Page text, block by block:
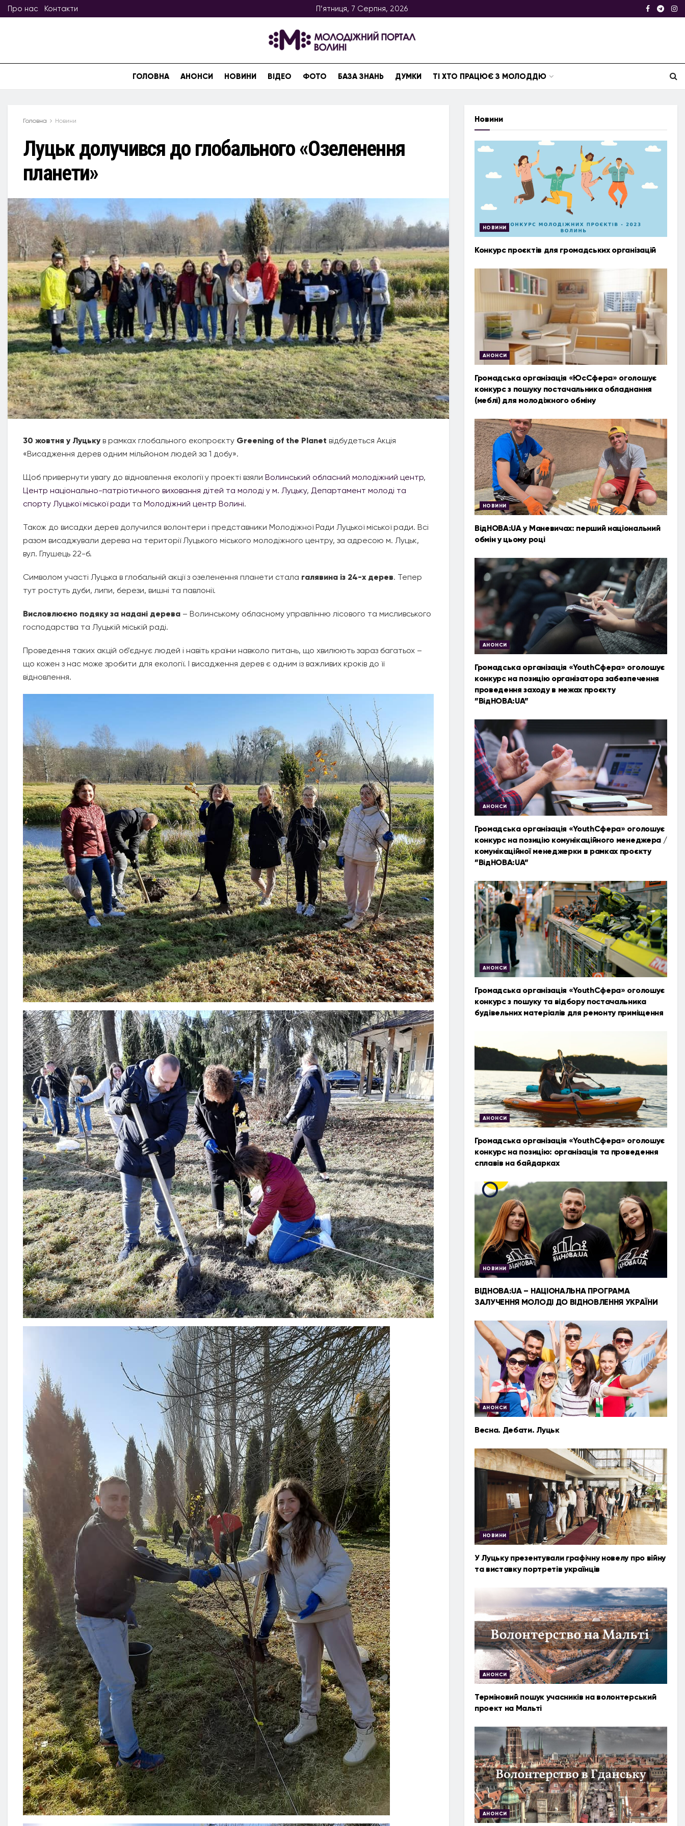
Про нас Контакти П’ятниця, 7 Серпня, 2026
ГОЛОВНА АНОНСИ НОВИНИ ВІДЕО ФОТО БАЗА ЗНАНЬ ДУМКИ ТІ ХТО ПРАЦЮЄ З МОЛОДДЮ
Головна Новини
Луцьк долучився до глобального «Озеленення
планети»
30 жовтня у Луцькув рамках глобального екопроєкту Greening of the Planet відбудеться Акція
«Висадження дерев одним мільйоном людей за 1 добу».
Щоб привернути увагу до відновлення екології у проекті взяли Волинський обласний молодіжний центр,
Центр національно-патріотичного виховання дітей та молоді у м. Луцьку, Департамент молоді та
спорту Луцької міської ради та Молодіжний центр Волині.
Також до висадки дерев долучился волонтери і представники Молодіжної Ради Луцької міської ради. Всі
разом висаджували дерева на території Луцького міського молодіжного центру, за адресою м. Луцьк,
вул. Глушець 22-б.
Символом участі Луцька в глобальній акції з озеленення планети стала галявина із 24-х дерев. Тепер
тут ростуть дуби, липи, берези, вишні та павлонії.
Висловлюємо подяку за надані дерева – Волинському обласному управлінню лісового та мисливського
господарства та Луцькій міській раді.
Проведення таких акцій об’єднує людей і навіть країни навколо питань, що хвилюють зараз багатьох –
що кожен з нас може зробити для екології. І висадження дерев є одним із важливих кроків до її
відновлення.
Новини
НОВИНИ
Конкурс проєктів для громадських організацій
АНОНСИ
Громадська організація «ЮсСфера» оголошує
конкурс з пошуку постачальника обладнання
(меблі) для молодіжного обміну
НОВИНИ
ВідНОВА:UA у Маневичах: перший національний
обмін у цьому році
АНОНСИ
Громадська організація «YouthСфера» оголошує
конкурс на позицію організатора забезпечення
проведення заходу в межах проєкту
”ВідНОВА:UA”
АНОНСИ
Громадська організація «YouthСфера» оголошує
конкурс на позицію комунікаційного менеджера /
комунікаційної менеджерки в рамках проєкту
”ВідНОВА:UA”
АНОНСИ
Громадська організація «YouthСфера» оголошує
конкурс з пошуку та відбору постачальника
будівельних матеріалів для ремонту приміщення
АНОНСИ
Громадська організація «YouthСфера» оголошує
конкурс на позицію: організація та проведення
сплавів на байдарках
НОВИНИ
ВІДНОВА:UA – НАЦІОНАЛЬНА ПРОГРАМА
ЗАЛУЧЕННЯ МОЛОДІ ДО ВІДНОВЛЕННЯ УКРАЇНИ
АНОНСИ
Весна. Дебати. Луцьк
НОВИНИ
У Луцьку презентували графічну новелу про війну
та виставку портретів українців
АНОНСИ
Терміновий пошук учасників на волонтерський
проект на Мальті
АНОНСИ